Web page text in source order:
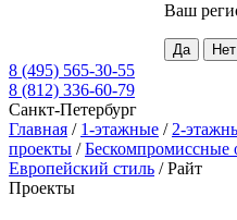
Ваш
8 (495) 565-30-55
8 (812) 336-60-79
Санкт-Петербург
Главная / 1-этажные / 2-
проекты /Бескомпромиссные
Европейский стиль /Райт
Проекты